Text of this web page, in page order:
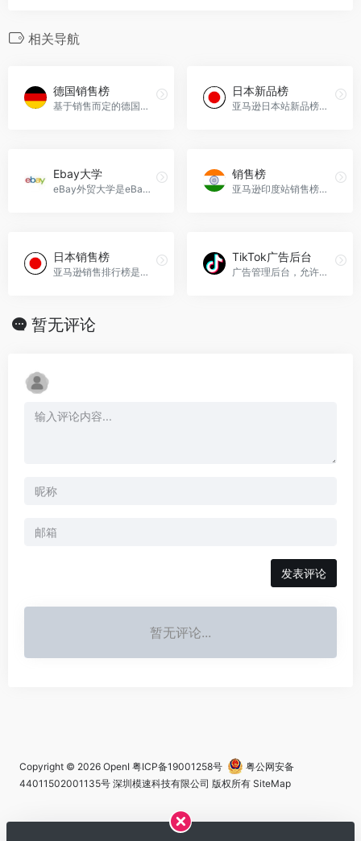
相关导航
德国销售榜
基于销售而定的德国亚马逊最受欢迎商品，经常更新。
日本新品榜
亚马逊日本站新品榜，展示最新推出和将要推出的日本亚马逊畅销商品， 经常更新。
Ebay大学
eBay外贸大学是eBay平台提供的一项教育资源
销售榜
亚马逊印度站销售榜是亚马逊根据产品的销量与同类别或子类别的其他的产品对比，产品的销售情况。
日本销售榜
亚马逊销售排行榜是基于亚马逊网站上商品销售量而定的排行榜，每小时更新，为消费者和商家提供有用的市场参考和竞争情报。
TikTok广告后台
广告管理后台，允许广告主发布和监控他们的广告。
暂无评论
发表评论
暂无评论...
Copyright © 2026 OpenI 粤ICP备19001258号
粤公网安备
44011502001135号 深圳模速科技有限公司 版权所有 SiteMap